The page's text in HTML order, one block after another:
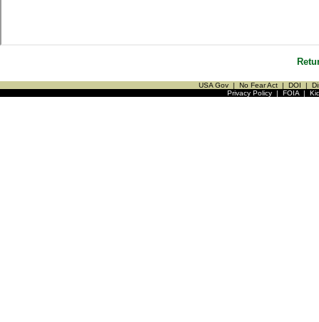
USA Gov | No Fear Act | DOI |
Privacy Policy| FOIA|